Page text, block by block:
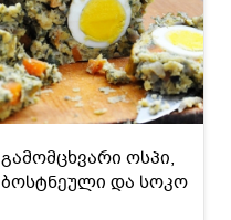
გამომცხვარი ოსპი,
ბოსტნეული და სოკო